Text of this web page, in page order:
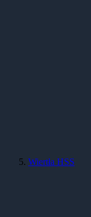
Wiertła HSS